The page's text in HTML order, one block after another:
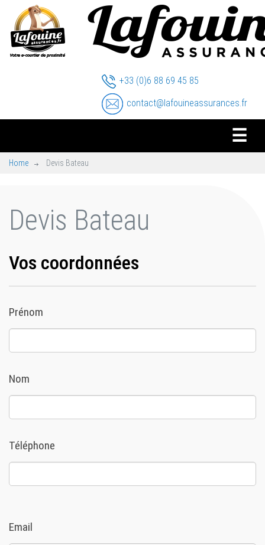
+33 (0)6 88 69 45 85
contact@lafouineassurances.fr
☰
Home Devis Bateau
Devis Bateau
Vos coordonnées
Prénom
Nom
Téléphone
Email